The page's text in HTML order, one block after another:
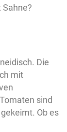
Sahne?
Die
mit
sind
Ob es